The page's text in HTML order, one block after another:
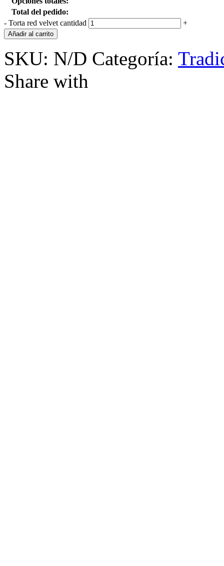
Total del pedido:
- Torta red velvet cantidad +
Añadir al carrito
SKU: N/D Categoría:
Share with